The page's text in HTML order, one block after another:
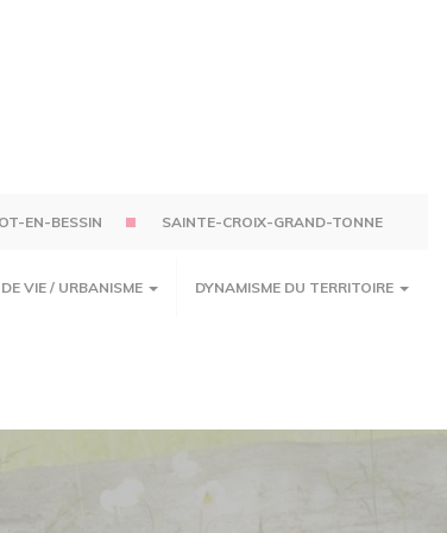
EN-BESSIN SAINTE-CROIX-GRAND-TONNE
VIE / URBANISME DYNAMISME DU TERRITOIRE